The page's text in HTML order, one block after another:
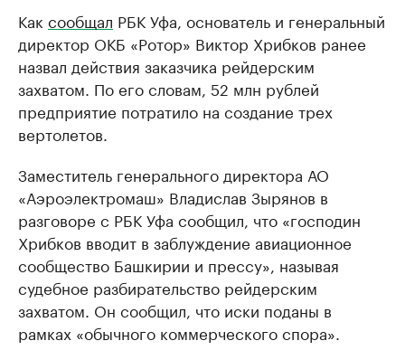
Как сообщал РБК Уфа, основатель и генеральный
директор ОКБ «Ротор» Виктор Хрибков ранее
назвал действия заказчика рейдерским
захватом. По его словам, 52 млн рублей
предприятие потратило на создание трех
вертолетов.
Заместитель генерального директора АО
«Аэроэлектромаш» Владислав Зырянов в
разговоре с РБК Уфа сообщил, что «господин
Хрибков вводит в заблуждение авиационное
сообщество Башкирии и прессу», называя
судебное разбирательство рейдерским
захватом. Он сообщил, что иски поданы в
рамках «обычного коммерческого спора».